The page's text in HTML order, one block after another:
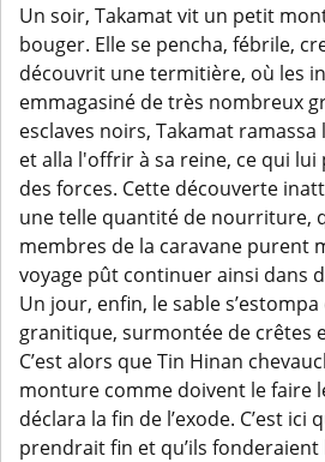
Un soir, Takamat vit un petit
bouger. Elle se pencha, fébrile,
découvrit une termitière, où les
emmagasiné de très nombreux
esclaves noirs, Takamat
et alla l'offrir à sa reine, ce qui
des forces. Cette découverte
une telle quantité de nourriture,
membres de la caravane purent
voyage pût continuer ainsi dans
Un jour, enfin, le sable
granitique, surmontée de crêtes
C’est alors que Tin Hinan
monture comme doivent le faire
déclara la fin de l’exode. C’est ici
prendrait fin et qu’ils